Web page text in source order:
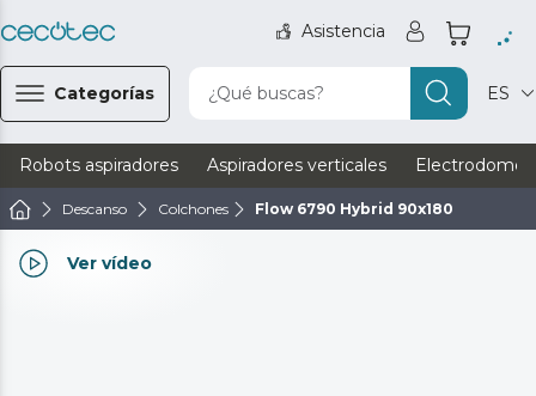
Asistencia
Categorías ¿Qué buscas? ES
Robots aspiradores Aspiradores verticales
Descanso Colchones Flow 6790 Hybrid 90x180
Ver vídeo